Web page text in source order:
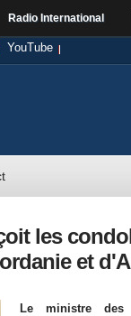
Radio International
YouTube
les
et
Le ministre